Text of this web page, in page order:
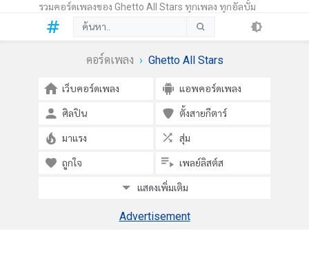
รวมคอร์ดเพลงของ Ghetto All Stars ทุกเพลง ทุกอัลบั้ม
คอร์ดเพลง Ghetto All Stars
เว็บคอร์ดเพลง แอพคอร์ดเพลง
ศิลปิน ตั้งสายกีตาร์
มาแรง สุ่ม
ถูกใจ เพลย์ลิสต์ส
แสดงเพิ่มเติม
Advertisement